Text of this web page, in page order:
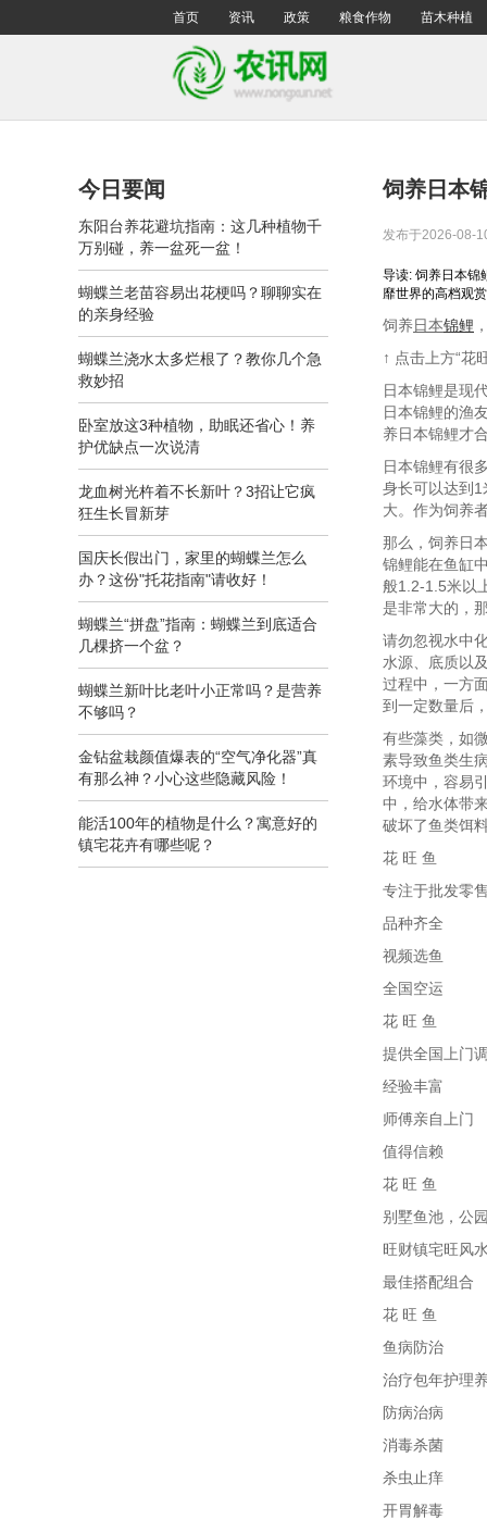
首页 资讯 政策 粮食作物 苗木种植
今日要闻
东阳台养花避坑指南：这几种植物千
万别碰，养一盆死一盆！
蝴蝶兰老苗容易出花梗吗？聊聊实在
的亲身经验
蝴蝶兰浇水太多烂根了？教你几个急
救妙招
卧室放这3种植物，助眠还省心！养
护优缺点一次说清
龙血树光杵着不长新叶？3招让它疯
狂生长冒新芽
国庆长假出门，家里的蝴蝶兰怎么
办？这份"托花指南"请收好！
蝴蝶兰“拼盘”指南：蝴蝶兰到底适合
几棵挤一个盆？
蝴蝶兰新叶比老叶小正常吗？是营养
不够吗？
金钻盆栽颜值爆表的“空气净化器”真
有那么神？小心这些隐藏风险！
能活100年的植物是什么？寓意好的
镇宅花卉有哪些呢？
饲养日本
发布于2026-08-
导读: 饲养日本锦
靡世界的高档观
饲养日本锦鲤
↑ 点击上方“花
日本锦鲤是现
日本锦鲤的渔
养日本锦鲤才
日本锦鲤有很
身长可以达到
大。作为饲养
那么，饲养日
锦鲤能在鱼缸
般1.2-1.5米以
是非常大的，
请勿忽视水中
水源、底质以
过程中，一方
到一定数量后
有些藻类，如
素导致鱼类生
环境中，容易
中，给水体带
破坏了鱼类饵
花 旺 鱼
专注于批发零
品种齐全
视频选鱼
全国空运
花 旺 鱼
提供全国上门
经验丰富
师傅亲自上门
值得信赖
花 旺 鱼
别墅鱼池，公
旺财镇宅旺风
最佳搭配组合
花 旺 鱼
鱼病防治
治疗包年护理
防病治病
消毒杀菌
杀虫止痒
开胃解毒